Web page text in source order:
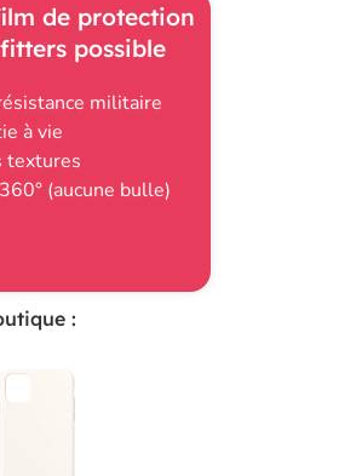
de protection
possible
militaire
à vie
textures
(aucune bulle)
: